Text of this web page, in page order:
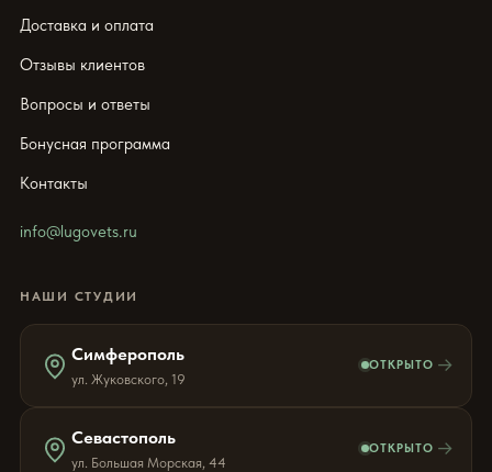
Доставка и оплата
Отзывы клиентов
Вопросы и ответы
Бонусная программа
Контакты
info@lugovets.ru
НАШИ СТУДИИ
Симферополь
ул. Жуковского, 19
ОТКРЫТО →
Севастополь
ул. Большая Морская, 44
ОТКРЫТО →